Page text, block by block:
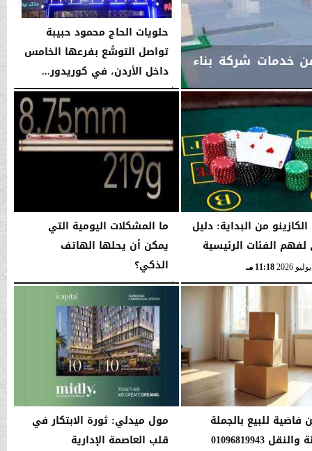
خدمات شركة بناء
حلويات الحاج محمود حبيبة
تواصل التوسُّع بفرعها الخامس
داخل الأردن، في كوريدور...
الأحد، 26 يوليو 2026 09:05 صـ
من البداية: دليل
الفئات الرئيسية
11:18 مـ
ما المشكلات اليومية التي
يمكن أن يحلها الهاتف
الذكي؟
الأحد، 21 يونيو 2026 06:15 صـ
فاضية للبيع بالجملة
01096819943
مول ميدلي: ثورة الابتكار في
قلب العاصمة الإدارية